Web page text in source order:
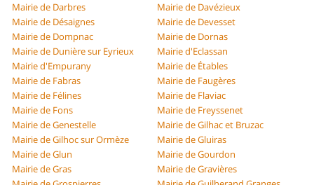
Mairie de Darbres
Mairie de Davézieux
Mairie de Désaignes
Mairie de Devesset
Mairie de Dompnac
Mairie de Dornas
Mairie de Dunière sur Eyrieux
Mairie d'Eclassan
Mairie d'Empurany
Mairie de Étables
Mairie de Fabras
Mairie de Faugères
Mairie de Félines
Mairie de Flaviac
Mairie de Fons
Mairie de Freyssenet
Mairie de Genestelle
Mairie de Gilhac et Bruzac
Mairie de Gilhoc sur Ormèze
Mairie de Gluiras
Mairie de Glun
Mairie de Gourdon
Mairie de Gras
Mairie de Gravières